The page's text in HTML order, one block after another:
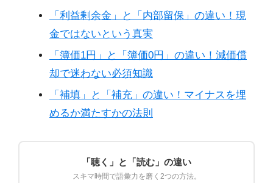
「利益剰余金」と「内部留保」の違い！現
金ではないという真実
「簿価1円」と「簿価0円」の違い！減価償
却で迷わない必須知識
「補填」と「補充」の違い！マイナスを埋
めるか満たすかの法則
「聴く」と「読む」の違い
スキマ時間で語彙力を磨く2つの方法。